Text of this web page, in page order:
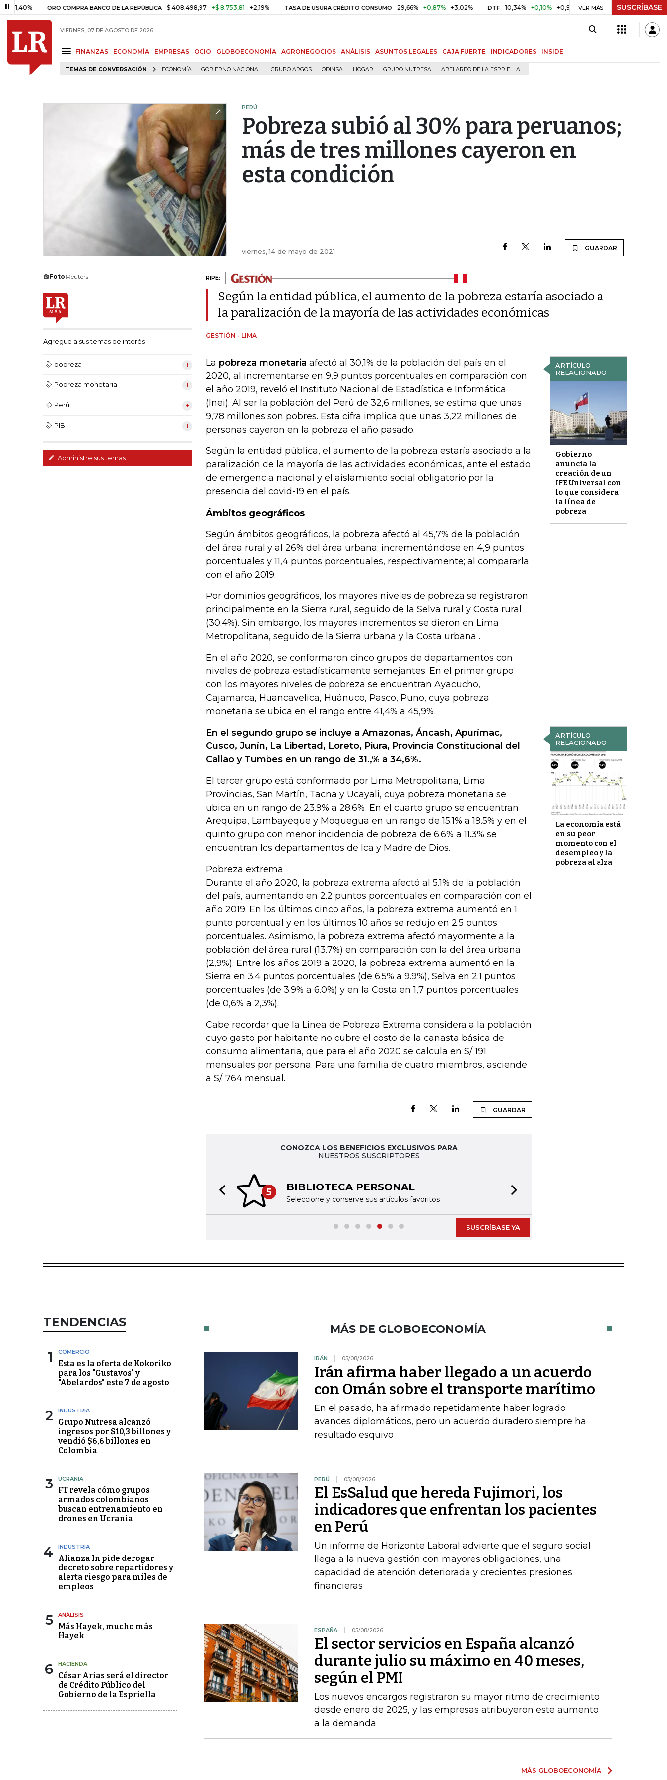
ORO COMPRA BANCO DE LA REPÚBLICA $ 408.498,97 +$ 8.753,81 +2,19% TASA DE USURA CRÉDITO CONSUMO 29,66% +0,87% +3,02% DTF 10,34% +0,10% +0,98% UVR $ 416,91 +$ 0,05 +0,01%
VER MÁS SUSCRÍBASE
VIERNES, 07 DE AGOSTO DE 2026
FINANZAS ECONOMÍA EMPRESAS OCIO GLOBOECONOMÍA AGRONEGOCIOS ANÁLISIS ASUNTOS LEGALES CAJA FUERTE INDICADORES INSIDE
TEMAS DE CONVERSACIÓN ECONOMÍA GOBIERNO NACIONAL GRUPO ARGOS ODINSA HOGAR GRUPO NUTRESA ABELARDO DE LA ESPRIELLA
PERÚ
Pobreza subió al 30% para peruanos;
más de tres millones cayeron en
esta condición
viernes, 14 de mayo de 2021 GUARDAR
Foto:Reuters
Agregue a sus temas de interés
pobreza
Pobreza monetaria
Perú
PIB
Administre sus temas
RIPE:
Según la entidad pública, el aumento de la pobreza estaría asociado a
la paralización de la mayoría de las actividades económicas
GESTIÓN - LIMA
ARTÍCULO
RELACIONADO
Gobierno
anuncia la
creación de un
IFE Universal con
lo que considera
la línea de
pobreza
La pobreza monetaria afectó al 30,1% de la población del país en el
2020, al incrementarse en 9,9 puntos porcentuales en comparación con
el año 2019, reveló el Instituto Nacional de Estadística e Informática
(Inei). Al ser la población del Perú de 32,6 millones, se estima que unas
9,78 millones son pobres. Esta cifra implica que unas 3,22 millones de
personas cayeron en la pobreza el año pasado.
Según la entidad pública, el aumento de la pobreza estaría asociado a la
paralización de la mayoría de las actividades económicas, ante el estado
de emergencia nacional y el aislamiento social obligatorio por la
presencia del covid-19 en el país.
Ámbitos geográficos
Según ámbitos geográficos, la pobreza afectó al 45,7% de la población
del área rural y al 26% del área urbana; incrementándose en 4,9 puntos
porcentuales y 11,4 puntos porcentuales, respectivamente; al compararla
con el año 2019.
Por dominios geográficos, los mayores niveles de pobreza se registraron
principalmente en la Sierra rural, seguido de la Selva rural y Costa rural
(30.4%). Sin embargo, los mayores incrementos se dieron en Lima
Metropolitana, seguido de la Sierra urbana y la Costa urbana .
En el año 2020, se conformaron cinco grupos de departamentos con
niveles de pobreza estadísticamente semejantes. En el primer grupo
con los mayores niveles de pobreza se encuentran Ayacucho,
Cajamarca, Huancavelica, Huánuco, Pasco, Puno, cuya pobreza
monetaria se ubica en el rango entre 41,4% a 45,9%.
ARTÍCULO
RELACIONADO
La economía está
en su peor
momento con el
desempleo y la
pobreza al alza
En el segundo grupo se incluye a Amazonas, Áncash, Apurímac,
Cusco, Junín, La Libertad, Loreto, Piura, Provincia Constitucional del
Callao y Tumbes en un rango de 31.,% a 34,6%.
El tercer grupo está conformado por Lima Metropolitana, Lima
Provincias, San Martín, Tacna y Ucayali, cuya pobreza monetaria se
ubica en un rango de 23.9% a 28.6%. En el cuarto grupo se encuentran
Arequipa, Lambayeque y Moquegua en un rango de 15.1% a 19.5% y en el
quinto grupo con menor incidencia de pobreza de 6.6% a 11.3% se
encuentran los departamentos de Ica y Madre de Dios.
Pobreza extrema
Durante el año 2020, la pobreza extrema afectó al 5.1% de la población
del país, aumentando en 2.2 puntos porcentuales en comparación con el
año 2019. En los últimos cinco años, la pobreza extrema aumentó en 1
punto porcentual y en los últimos 10 años se redujo en 2.5 puntos
porcentuales. Asimismo, la pobreza extrema afectó mayormente a la
población del área rural (13.7%) en comparación con la del área urbana
(2,9%). Entre los años 2019 a 2020, la pobreza extrema aumentó en la
Sierra en 3.4 puntos porcentuales (de 6.5% a 9.9%), Selva en 2.1 puntos
porcentuales (de 3.9% a 6.0%) y en la Costa en 1,7 puntos porcentuales
(de 0,6% a 2,3%).
Cabe recordar que la Línea de Pobreza Extrema considera a la población
cuyo gasto por habitante no cubre el costo de la canasta básica de
consumo alimentaria, que para el año 2020 se calcula en S/ 191
mensuales por persona. Para una familia de cuatro miembros, asciende
a S/. 764 mensual.
GUARDAR
CONOZCA LOS BENEFICIOS EXCLUSIVOS PARA
NUESTROS SUSCRIPTORES
5 BIBLIOTECA PERSONAL
Seleccione y conserve sus artículos favoritos
Previous slide
SUSCRÍBASE YA
TENDENCIAS
1 COMERCIO
Esta es la oferta de Kokoriko
para los "Gustavos" y
"Abelardos" este 7 de agosto
2 INDUSTRIA
Grupo Nutresa alcanzó
ingresos por $10,3 billones y
vendió $6,6 billones en
Colombia
3 UCRANIA
FT revela cómo grupos
armados colombianos
buscan entrenamiento en
drones en Ucrania
4 INDUSTRIA
Alianza In pide derogar
decreto sobre repartidores y
alerta riesgo para miles de
empleos
5 ANÁLISIS
Más Hayek, mucho más
Hayek
6 HACIENDA
César Arias será el director
de Crédito Público del
Gobierno de la Espriella
MÁS DE GLOBOECONOMÍA
IRÁN 05/08/2026
Irán afirma haber llegado a un acuerdo
con Omán sobre el transporte marítimo
En el pasado, ha afirmado repetidamente haber logrado
avances diplomáticos, pero un acuerdo duradero siempre ha
resultado esquivo
PERÚ 03/08/2026
El EsSalud que hereda Fujimori, los
indicadores que enfrentan los pacientes
en Perú
Un informe de Horizonte Laboral advierte que el seguro social
llega a la nueva gestión con mayores obligaciones, una
capacidad de atención deteriorada y crecientes presiones
financieras
ESPAÑA 05/08/2026
El sector servicios en España alcanzó
durante julio su máximo en 40 meses,
según el PMI
Los nuevos encargos registraron su mayor ritmo de crecimiento
desde enero de 2025, y las empresas atribuyeron este aumento
a la demanda
MÁS GLOBOECONOMÍA